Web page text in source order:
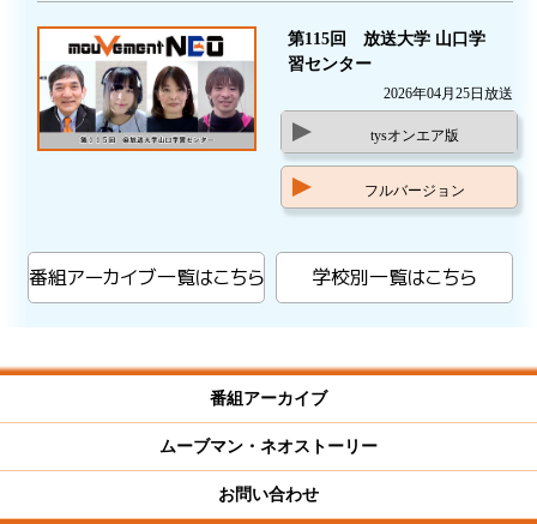
第115回 放送大学 山口学
習センター
2026年04月25日放送
tysオンエア版
フルバージョン
番組アーカイブ一覧はこちら 学校別一覧はこちら
番組アーカイブ
ムーブマン・ネオストーリー
お問い合わせ